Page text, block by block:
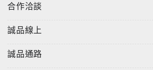
諷刺劇，而是讓觀眾感受其深刻力度，不
的情境。
靜又帶些彆扭的艾瑪，面對分化她與攝影
合作洽談
誠品線上
誠品通路